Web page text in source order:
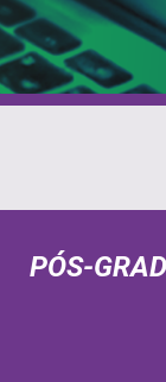
PÓS-